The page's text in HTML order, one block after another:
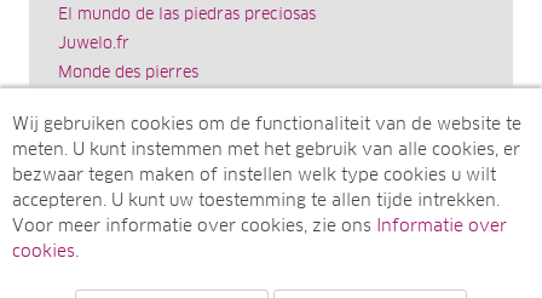
El mundo de las piedras preciosas
Juwelo.fr
Monde des pierres
Il mondo delle gemme
World of Gemstones
Ädelstenarnas Värld
Juwelo.com
Wij gebruiken cookies om de functionaliteit van de website te
meten. U kunt instemmen met het gebruik van alle cookies, er
bezwaar tegen maken of instellen welk type cookies u wilt
accepteren. U kunt uw toestemming te allen tijde intrekken.
Voor meer informatie over cookies, zie ons
Informatie over
cookies.